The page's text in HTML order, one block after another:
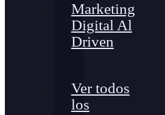
Marketing
Digital Al
Driven
Ver todos
los